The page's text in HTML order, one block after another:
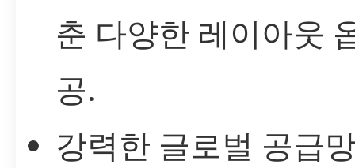
춘 다양한 레이아웃
공.
강력한 글로벌 공급